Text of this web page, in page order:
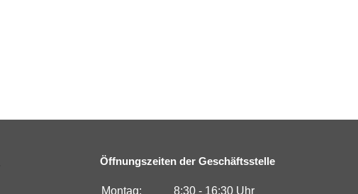
Öffnungszeiten der Geschäftsstelle
Montag: 8:30 - 16:30 Uhr